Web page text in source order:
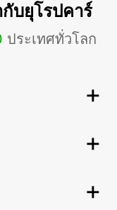
กับยุโรปคาร์
ประเทศทั่วโลก